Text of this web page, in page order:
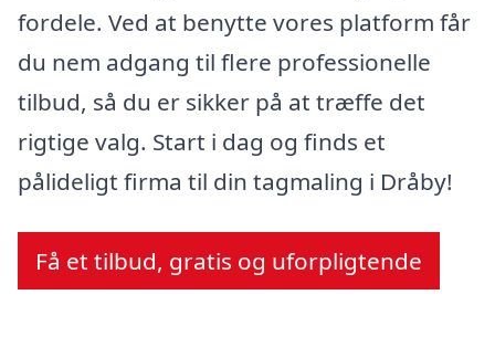
fordele. Ved at benytte vores platform får
du nem adgang til flere professionelle
tilbud, så du er sikker på at træffe det
rigtige valg. Start i dag og finds et
pålideligt firma til din tagmaling i Dråby!
Få et tilbud, gratis og uforpligtende